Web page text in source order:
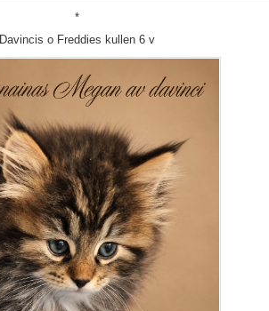
*
Davincis o Freddies kullen 6 v